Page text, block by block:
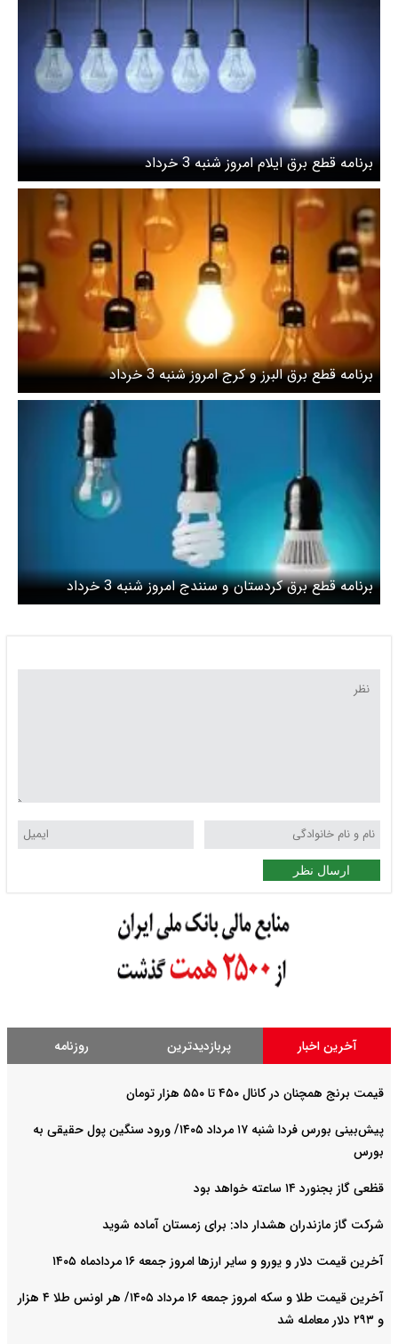
برنامه قطع برق ایلام امروز شنبه 3 خرداد
برنامه قطع برق البرز و کرج امروز شنبه 3 خرداد
برنامه قطع برق کردستان و سنندج امروز شنبه 3 خرداد
ارسال نظر
آخرین اخبار پربازدیدترین روزنامه
قیمت برنج همچنان در کانال ۴۵۰ تا ۵۵۰ هزار تومان
پیش‌بینی بورس فردا شنبه ۱۷ مرداد ۱۴۰۵/ ورود سنگین پول حقیقی به
بورس
قظعی گاز بجنورد ۱۴ ساعته خواهد بود
شرکت گاز مازندران هشدار داد: برای زمستان آماده شوید
آخرین قیمت دلار و یورو و سایر ارزها امروز جمعه ۱۶ مردادماه ۱۴۰۵
آخرین قیمت طلا و سکه امروز جمعه ۱۶ مرداد ۱۴۰۵/ هر اونس طلا ۴ هزار
و ٢٩٣ دلار معامله شد